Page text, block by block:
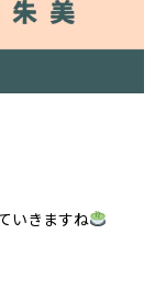
いきますね